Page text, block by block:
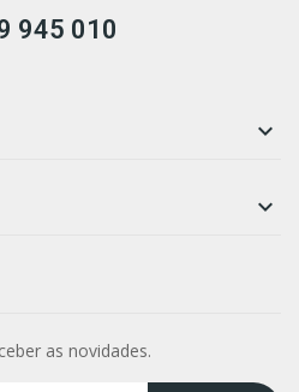
945 010


as novidades.